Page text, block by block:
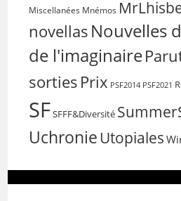
Miscellanées Mnémos
novellas Nouvelles
de l'imaginaire
sorties Prix PSF2014 PSF2021
SFSFFF&Diversité
Uchronie Utopiales